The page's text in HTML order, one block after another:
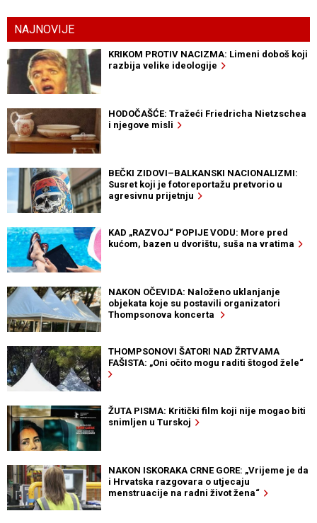
NAJNOVIJE
KRIKOM PROTIV NACIZMA: Limeni doboš koji
razbija velike ideologije
HODOČAŠĆE: Tražeći Friedricha Nietzschea
i njegove misli
BEČKI ZIDOVI–BALKANSKI NACIONALIZMI:
Susret koji je fotoreportažu pretvorio u
agresivnu prijetnju
KAD „RAZVOJ“ POPIJE VODU: More pred
kućom, bazen u dvorištu, suša na vratima
NAKON OČEVIDA: Naloženo uklanjanje
objekata koje su postavili organizatori
Thompsonova koncerta
THOMPSONOVI ŠATORI NAD ŽRTVAMA
FAŠISTA: „Oni očito mogu raditi štogod žele“
ŽUTA PISMA: Kritički film koji nije mogao biti
snimljen u Turskoj
NAKON ISKORAKA CRNE GORE: „Vrijeme je da
i Hrvatska razgovara o utjecaju
menstruacije na radni život žena“